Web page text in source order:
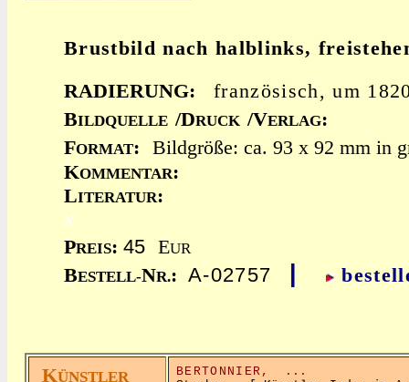
Brustbild nach halblinks,
RADIERUNG:
französisch, um
BILDQUELLE /DRUCK /VERLAG:
FORMAT:
Bildgröße: ca. 93 x 92 mm in
KOMMENTAR:
LITERATUR:
x
PREIS: 45 EUR
BESTELL-NR.: A-02757 |
KÜNSTLER BERTONNIER,
...